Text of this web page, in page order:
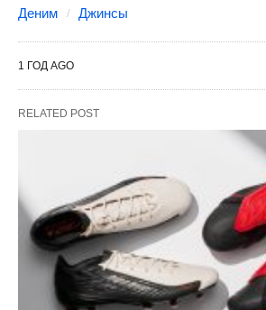
Деним Джинсы
1 ГОД AGO
RELATED POST